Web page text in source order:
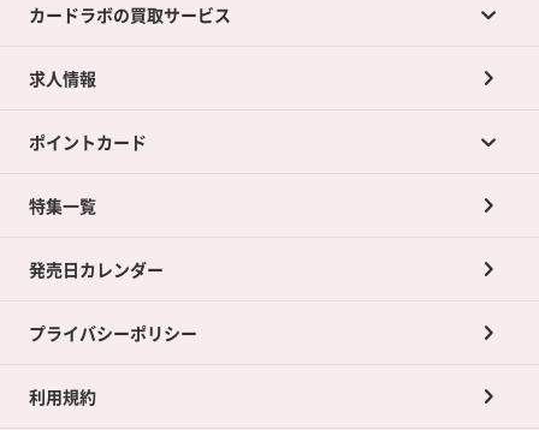
カードラボの買取サービス
カードラボの買取サービスTOP
店舗買取について
ネット買取について
買取承諾書について
求人情報
ポイントカード
ポイントカードTOP
ポイント交換景品
特集一覧
発売日カレンダー
プライバシーポリシー
利用規約